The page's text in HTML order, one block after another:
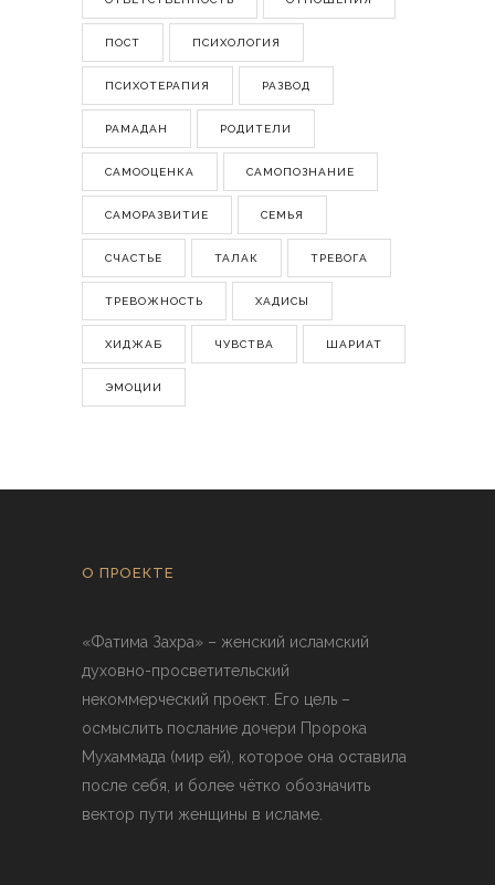
ПОСТ ПСИХОЛОГИЯ
ПСИХОТЕРАПИЯ РАЗВОД
РАМАДАН РОДИТЕЛИ
САМООЦЕНКА САМОПОЗНАНИЕ
САМОРАЗВИТИЕ СЕМЬЯ
СЧАСТЬЕ ТАЛАК ТРЕВОГА
ТРЕВОЖНОСТЬ ХАДИСЫ
ХИДЖАБ ЧУВСТВА ШАРИАТ
ЭМОЦИИ
О ПРОЕКТЕ
«Фатима Захра» – женский исламский
духовно-просветительский
некоммерческий проект. Его цель –
осмыслить послание дочери Пророка
Мухаммада (мир ей), которое она оставила
после себя, и более чётко обозначить
вектор пути женщины в исламе.